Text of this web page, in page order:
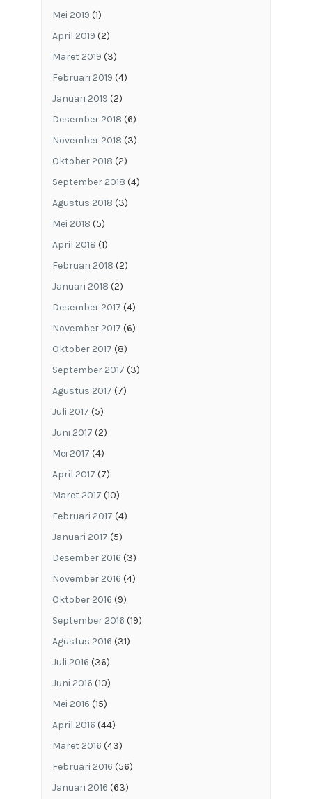
Mei 2019 (1)
April 2019 (2)
Maret 2019 (3)
Februari 2019 (4)
Januari 2019 (2)
Desember 2018 (6)
November 2018 (3)
Oktober 2018 (2)
September 2018 (4)
Agustus 2018 (3)
Mei 2018 (5)
April 2018 (1)
Februari 2018 (2)
Januari 2018 (2)
Desember 2017 (4)
November 2017 (6)
Oktober 2017 (8)
September 2017 (3)
Agustus 2017 (7)
Juli 2017 (5)
Juni 2017 (2)
Mei 2017 (4)
April 2017 (7)
Maret 2017 (10)
Februari 2017 (4)
Januari 2017 (5)
Desember 2016 (3)
November 2016 (4)
Oktober 2016 (9)
September 2016 (19)
Agustus 2016 (31)
Juli 2016 (36)
Juni 2016 (10)
Mei 2016 (15)
April 2016 (44)
Maret 2016 (43)
Februari 2016 (56)
Januari 2016 (63)